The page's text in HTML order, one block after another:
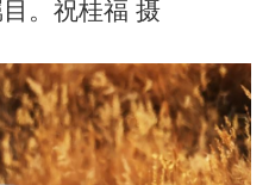
。祝桂福 摄